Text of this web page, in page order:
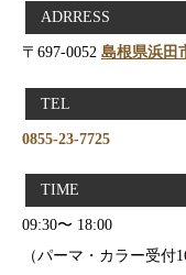
ADRRESS
〒697-0052 島根県浜田
TEL
0855-23-7725
TIME
09:30〜 18:00
（パーマ・カラー受付